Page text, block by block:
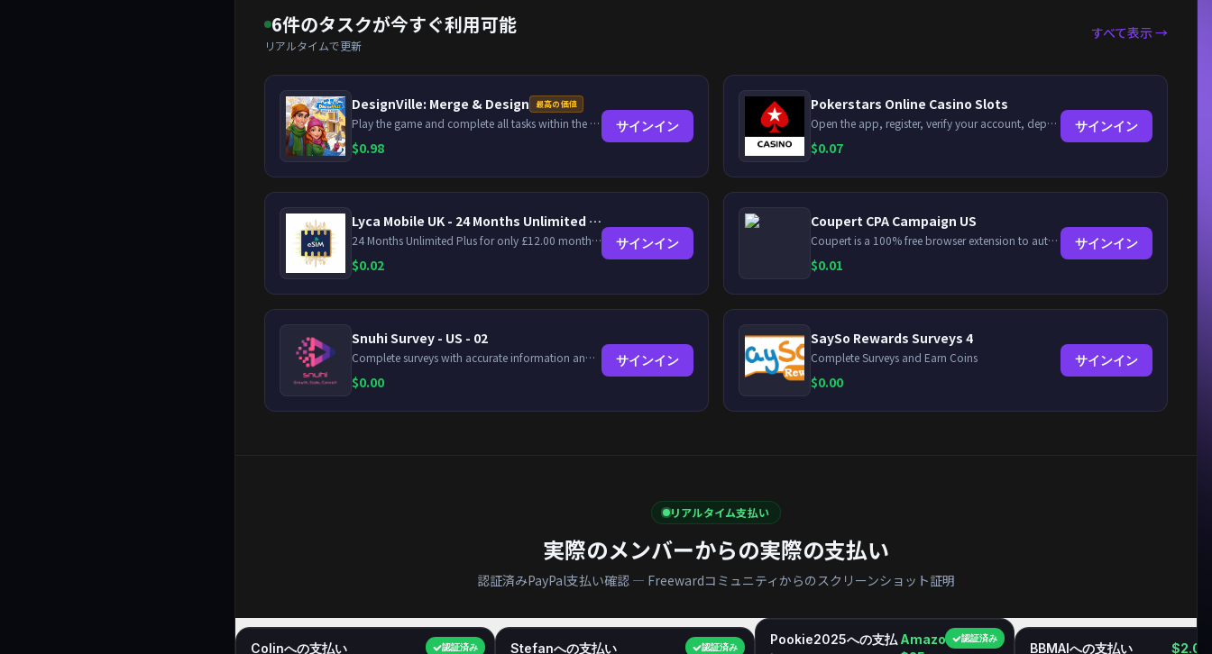
6件のタスクが今すぐ利用可能
リアルタイムで更新
すべて表示 →
DesignVille: Merge & Design 最高の価値
Play the game and complete all tasks within the specified timeframes.
$0.98
サインイン
Pokerstars Online Casino Slots
Open the app, register, verify your account, deposit and wager a minimum of €10 using a valid credit card.
$0.07
サインイン
Lyca Mobile UK - 24 Months Unlimited Plus!
24 Months Unlimited Plus for only £12.00 monthly for the first 6 months, then £24. Activate your new service today for just £12.00 to earn reward.
$0.02
サインイン
Coupert CPA Campaign US
Coupert is a 100% free browser extension to automatically find and apply coupons, and offer cashback. Coupert will let you know if there are available coupons and a Cash Back reward available during your shopping journey.
$0.01
サインイン
Snuhi Survey - US - 02
Complete surveys with accurate information and earn up to $5 per survey!
$0.00
サインイン
SaySo Rewards Surveys 4
Complete Surveys and Earn Coins
$0.00
サインイン
リアルタイム支払い
実際のメンバーからの実際の支払い
認証済みPayPal支払い確認 — Freewardコミュニティからのスクリーンショット証明
認証済み
Colinへの支払い $40.00 認証済み
Stefanへの支払い $35.00
認証済み
Pookie2025への支払 Amazon GC
BBMAIへの支払い $2.06